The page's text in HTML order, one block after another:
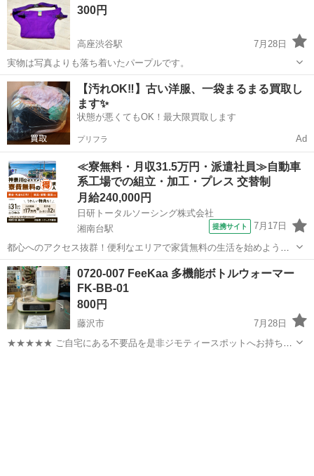
す。 【定価】6980円 【カ...
300円
高座渋谷駅
7月28日
実物は写真よりも落ち着いたパープルです。
神奈川 藤沢市 高座渋谷駅 ベビー用品
【汚れOK‼️】古い洋服、一袋まるまる買取し
ます✨
状態が悪くてもOK！最大限買取します
プリフラ Ad
≪寮無料・月収31.5万円・派遣社員≫自動車
系工場での組立・加工・プレス 交替制
月給240,000円
日研トータルソーシング株式会社
湘南台駅
提携サイト 7月17日
都心へのアクセス抜群！便利なエリアで家賃無料の生活を始めよう
◎【トラックの製造】＜月収例31万円以上＞ 自動車・トラックの製造
小・中・大型トラックの組立や各エンジン部品の製造を行います。作
業ではインパクトレンチなどの工具...
神奈川 藤沢市 湘南台駅 その他
0720-007 FeeKaa 多機能ボトルウォーマー
FK-BB-01
800円
藤沢市
7月28日
★★★★★ ご自宅にある不要品を是非ジモティースポットへお持ち込